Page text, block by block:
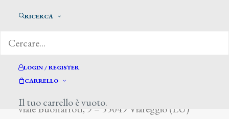
RICERCA
LOGIN / REGISTER
CARRELLO
Il tuo carrello è vuoto.
viale Buonarroti, 9 – 55049 Viareggio (LU)